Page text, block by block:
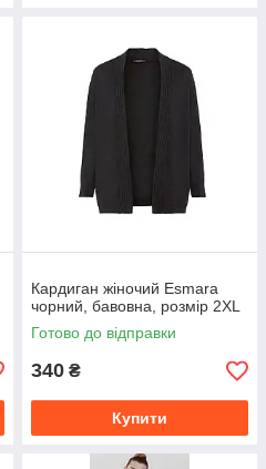
Кардиган жіночий Esmara
чорний, бавовна, розмір 2XL
Готово до відправки
340 ₴
Купити